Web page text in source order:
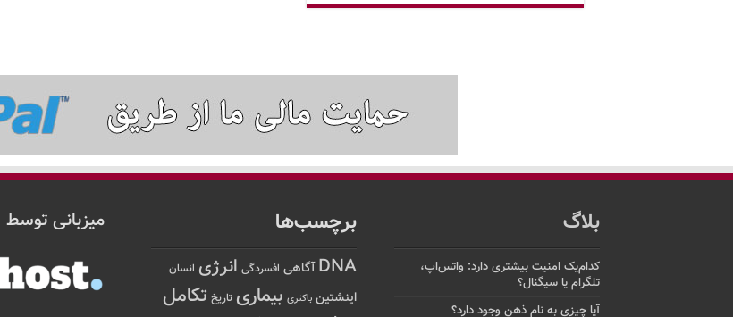
بلاگ
کدام‌یک امنیت بیشتری دارد: واتس‌اپ،
تلگرام یا سیگنال؟
آیا چیزی به نام ذهن وجود دارد؟
برچسب‌ها
DNA آگاهی افسردگی انرژی انسان
اینشتین باکتری بیماری تاریخ تکامل
میزبانی توسط